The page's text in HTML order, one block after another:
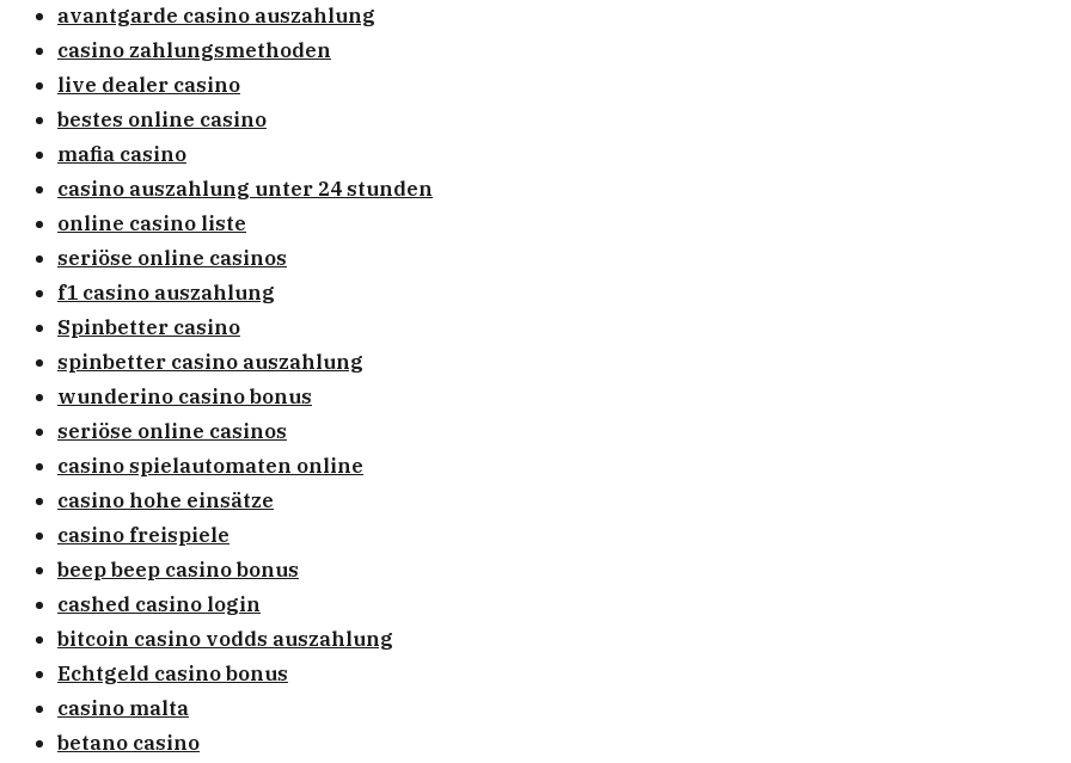
avantgarde casino auszahlung
casino zahlungsmethoden
live dealer casino
bestes online casino
mafia casino
casino auszahlung unter 24 stunden
online casino liste
seriöse online casinos
f1 casino auszahlung
Spinbetter casino
spinbetter casino auszahlung
wunderino casino bonus
seriöse online casinos
casino spielautomaten online
casino hohe einsätze
casino freispiele
beep beep casino bonus
cashed casino login
bitcoin casino vodds auszahlung
Echtgeld casino bonus
casino malta
betano casino